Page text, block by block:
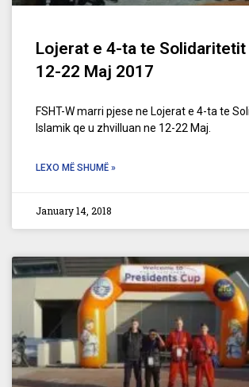
Lojerat e 4-ta te
12-22 Maj 2017
FSHT-W marri pjese ne Lojerat e 4-ta te
Islamik qe u zhvilluan ne 12-22 Maj.
LEXO MË SHUMË »
January 14, 2018